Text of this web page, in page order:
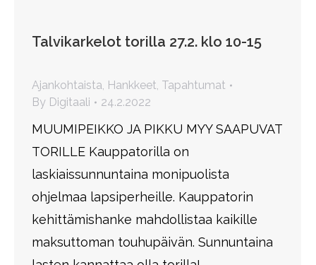
Talvikarkelot torilla 27.2. klo 10-15
Ajankohtaista, Hankkeet, Tapahtumat
By Digitaali 24.2.2022
MUUMIPEIKKO JA PIKKU MYY SAAPUVAT
TORILLE Kauppatorilla on
laskiaissunnuntaina monipuolista
ohjelmaa lapsiperheille. Kauppatorin
kehittämishanke mahdollistaa kaikille
maksuttoman touhupäivän. Sunnuntaina